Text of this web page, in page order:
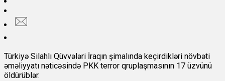
Türkiyə Silahlı Qüvvələri İraqın şimalında keçirdikləri növbəti
əməliyyatı nəticəsində PKK terror qruplaşmasının 17 üzvünü
öldürüblər.